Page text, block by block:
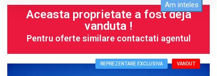
Am inteles
Aceasta proprietate a fost deja
vanduta !
Pentru oferte similare contactati agentul
REPREZENTARE EXCLUSIVA VANDUT